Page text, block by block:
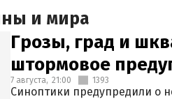
и мира
Грозы, град и
штормовое
7 августа, 21:00 1393
Синоптики предупредили о